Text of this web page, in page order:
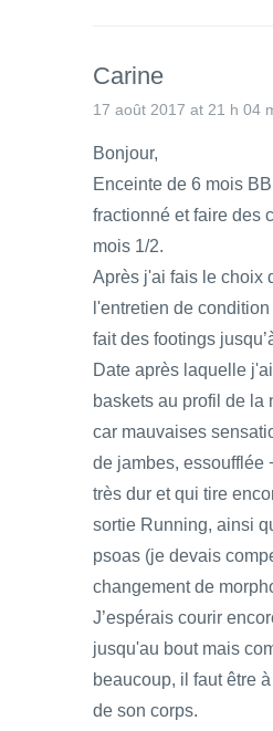
Carine
17 août 2017 at 21 h 04
Bonjour,
Enceinte de 6 mois
fractionné et faire des
mois 1/2.
Après j'ai fais le choix
l'entretien de
fait des footings
Date après laquelle
baskets au profil de la
car mauvaises
de jambes, essoufflée
très dur et qui tire
sortie Running, ainsi
psoas (je devais
changement de
J’espérais courir
jusqu'au bout mais
beaucoup, il faut être
de son corps.